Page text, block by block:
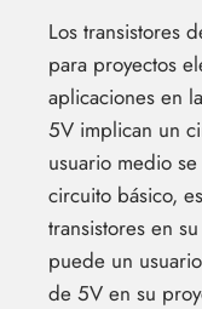
Los transistores
para proyectos
aplicaciones en
5V implican un
usuario medio
circuito básico,
transistores en
puede un
de 5V en su